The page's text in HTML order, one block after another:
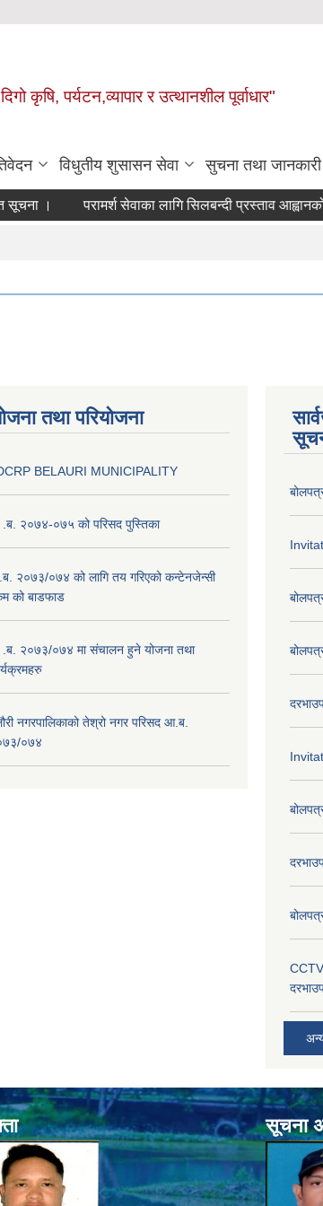
कृषि, पर्यटन,व्यापार र उत्थानशील पूर्वाधार"
विधुतीय शुसासन सेवा सुचना तथा जानकारी
। परामर्श सेवाका लागि सिलबन्दी प्रस्ताव आह्वानको
तथा परियोजना
BELAURI MUNICIPALITY
२०७४-०७५ को परिसद पुस्तिका
२०७३/०७४ को लागि तय गरिएको कन्टेनजेन्सी
को बाडफाड
२०७३/०७४ मा संचालन हुने योजना तथा
नगरपालिकाको तेश्रो नगर परिसद आ.ब.
०७४
सूचना